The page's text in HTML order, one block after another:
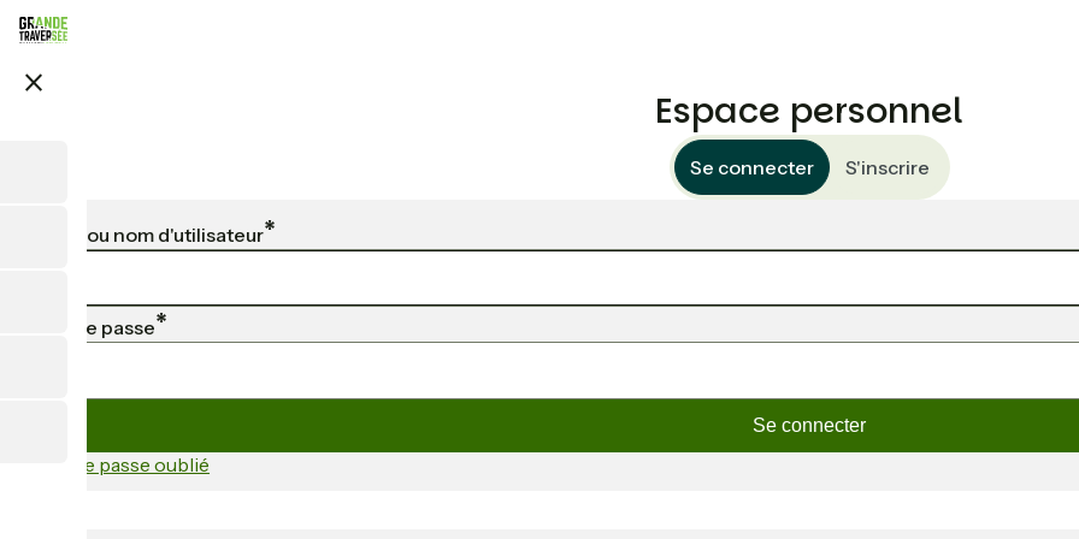
Aller
au
principal
close
Espace personnel
Se connecter S'inscrire
Email ou nom d'utilisateur
Mot de passe
Mot de passe oublié